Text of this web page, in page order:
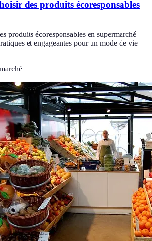
des produits écoresponsables
produits écoresponsables en supermarché
et engageantes pour un mode de vie